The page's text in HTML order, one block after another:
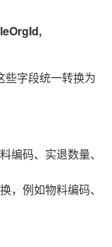
些字段统一转换为
编码、实退数量、
，例如物料编码、